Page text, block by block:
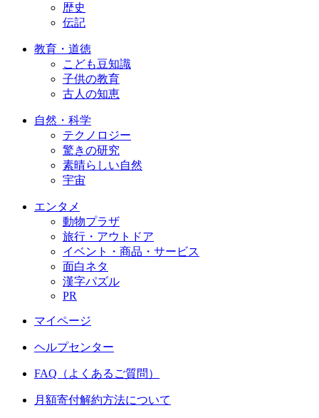
歴史
伝記
教育・道徳
こども豆知識
子供の教育
古人の知恵
自然・科学
テクノロジー
驚きの研究
素晴らしい自然
宇宙
エンタメ
動物プラザ
旅行・アウトドア
イベント・商品・サービス
面白ネタ
漢字パズル
PR
マイページ
ヘルプセンター
FAQ（よくあるご質問）
月額寄付解約方法について